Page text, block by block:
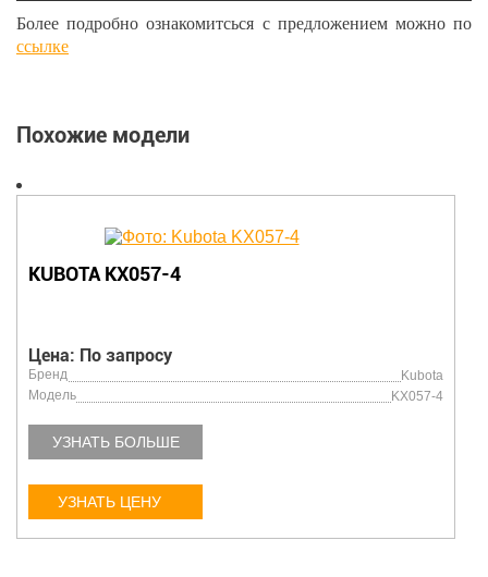
Более подробно ознакомитсься с предложением можно по
ссылке
Похожие модели
KUBOTA KX057-4
Цена: По запросу
Бренд
Kubota
Модель
KX057-4
УЗНАТЬ БОЛЬШЕ
УЗНАТЬ ЦЕНУ